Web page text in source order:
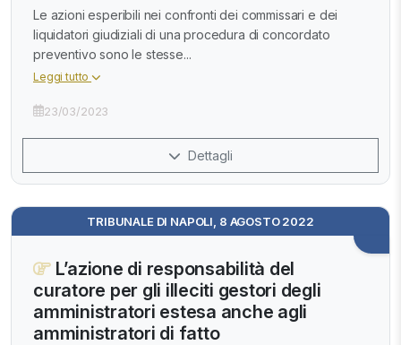
Le azioni esperibili nei confronti dei commissari e dei
liquidatori giudiziali di una procedura di concordato
preventivo sono le stesse...
Leggi tutto
23/03/2023
Dettagli
TRIBUNALE DI NAPOLI, 8 AGOSTO 2022
L’azione di responsabilità del
curatore per gli illeciti gestori degli
amministratori estesa anche agli
amministratori di fatto